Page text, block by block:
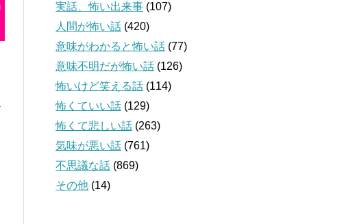
実話、怖い出来事 (107)
人間が怖い話 (420)
意味がわかると怖い話 (77)
意味不明だが怖い話 (126)
怖いけど笑える話 (114)
怖くていい話 (129)
怖くて悲しい話 (263)
気味が悪い話 (761)
不思議な話 (869)
その他 (14)